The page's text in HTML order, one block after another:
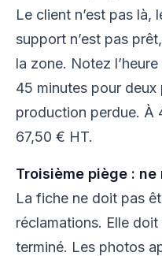
Le client n’est pas là,
support n’est pas
la zone. Notez
45 minutes pour deux
production perdue. À
67,50 € HT.
Troisième piège :
La fiche ne doit pas
réclamations. Elle
terminé. Les photos